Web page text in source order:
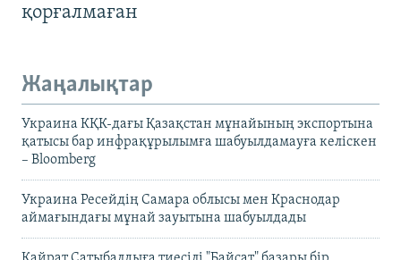
қорғалмаған
Жаңалықтар
Украина КҚК-дағы Қазақстан мұнайының экспортына
қатысы бар инфрақұрылымға шабуылдамауға келіскен
– Bloomberg
Украина Ресейдің Самара облысы мен Краснодар
аймағындағы мұнай зауытына шабуылдады